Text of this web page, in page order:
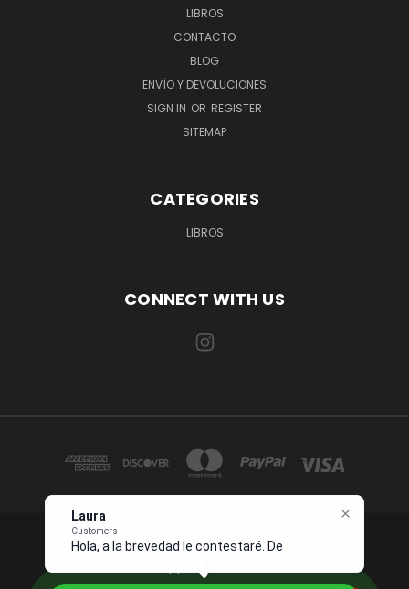
Laura
Customers
Hola, a la brevedad le contestaré. Describ
LIBROS
CONTACTO
BLOG
ENVÍO Y DEVOLUCIONES
SIGN IN OR REGISTER
SITEMAP
CATEGORIES
LIBROS
CONNECT WITH US
1234 OCEAN DRIVE SUITE 567 MIAMI, FL 33139 USA